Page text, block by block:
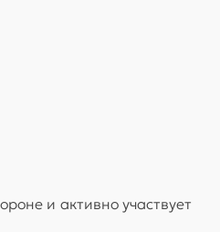
и активно участвует